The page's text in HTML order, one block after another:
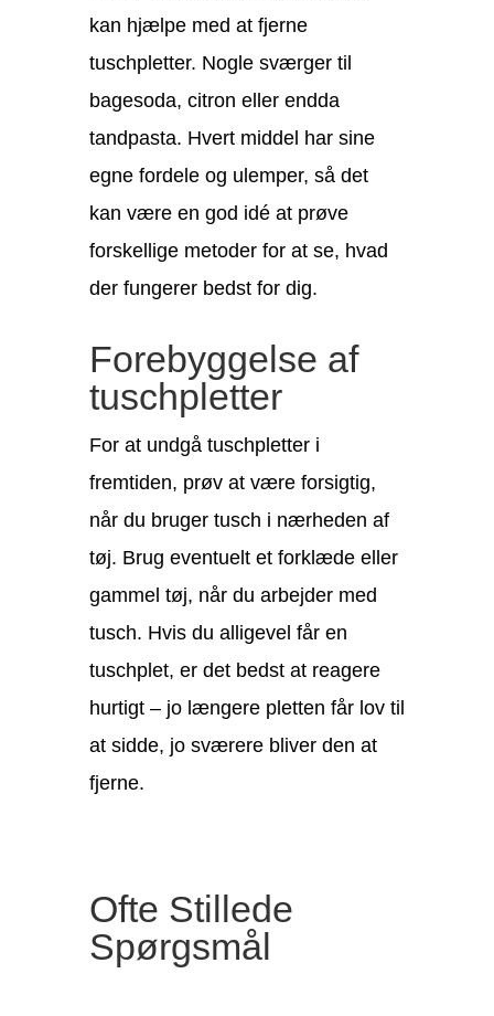
kan hjælpe med at fjerne
tuschpletter. Nogle sværger til
bagesoda, citron eller endda
tandpasta. Hvert middel har sine
egne fordele og ulemper, så det
kan være en god idé at prøve
forskellige metoder for at se, hvad
der fungerer bedst for dig.
Forebyggelse af
tuschpletter
For at undgå tuschpletter i
fremtiden, prøv at være forsigtig,
når du bruger tusch i nærheden af
tøj. Brug eventuelt et forklæde eller
gammel tøj, når du arbejder med
tusch. Hvis du alligevel får en
tuschplet, er det bedst at reagere
hurtigt – jo længere pletten får lov til
at sidde, jo sværere bliver den at
fjerne.
Ofte Stillede
Spørgsmål